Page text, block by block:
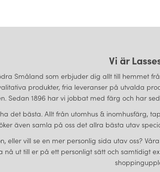
Vi är
Småland som erbjuder dig allt till hemmet
produkter, fria leveranser på utvalda
Sedan 1896 har vi jobbat med färg och har
det bästa. Allt från utomhus & inomhusfärg,
även samla på oss det allra bästa utav
eller vill se en mer personlig sida utav oss?
nå ut till er på ett personligt sätt och samtidigt